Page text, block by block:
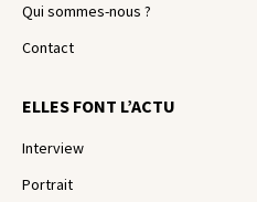
Qui sommes-nous ?
Contact
ELLES FONT L’ACTU
Interview
Portrait